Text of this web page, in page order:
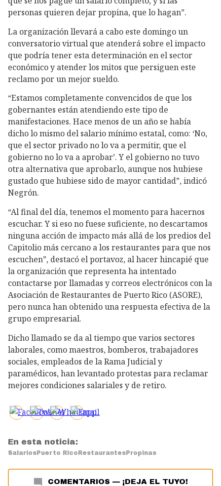
personas quieren dejar propina, que lo hagan”.
La organización llevará a cabo este domingo un
conversatorio virtual que atenderá sobre el impacto
que podría tener esta determinación en el sector
económico y atender los mitos que persiguen este
reclamo por un mejor sueldo.
“Estamos completamente convencidos de que los
gobernantes están atendiendo este tipo de
manifestaciones. Hace menos de un año se había
dicho lo mismo del salario mínimo estatal, como: ‘No,
que el sector privado no lo va a permitir, que el
gobierno no lo va a aprobar’. Y el gobierno no tuvo
otra alternativa que aprobarlo, aunque nos hubiese
gustado que hubiese sido de mayor cantidad”, indicó
Negrón.
“Al final del día, tenemos el momento para hacernos
escuchar. Y si eso no fuese suficiente, no descartamos
ninguna acción de impacto más allá de los predios del
Capitolio más cercano a los restaurantes para que nos
escuchen”, destacó el portavoz, al hacer hincapié que
la organización que representa ha intentado
contactarse por llamadas y correos electrónicos con la
Asociación de Restaurantes de Puerto Rico (ASORE),
pero nunca han obtenido una respuesta efectiva de la
grupo empresarial.
Dicho llamado se da al tiempo que varios sectores
laborales, como maestros, bomberos, trabajadores
sociales, empleados de la Rama Judicial y
paramédicos, han levantado protestas para reclamar
mejores condiciones salariales y de retiro.
En esta noticia:
Salarios Puerto Rico Restaurantes Propinas
COMENTARIOS — ¡DEJA EL TUYO!